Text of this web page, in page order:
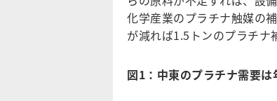
化学産業のプラチナ触媒の
が減れば1.5トンのプラチナ
図1：中東のプラチナ需要